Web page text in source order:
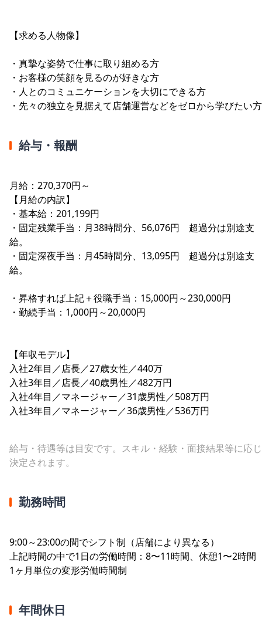
【求める人物像】
・真摯な姿勢で仕事に取り組める方
・お客様の笑顔を見るのが好きな方
・人とのコミュニケーションを大切にできる方
・先々の独立を見据えて店舗運営などをゼロから学びたい方
給与・報酬
月給：270,370円～
【月給の内訳】
・基本給：201,199円
・固定残業手当：月38時間分、56,076円 超過分は別途支
給。
・固定深夜手当：月45時間分、13,095円 超過分は別途支
給。
・昇格すれば上記＋役職手当：15,000円～230,000円
・勤続手当：1,000円～20,000円
【年収モデル】
入社2年目／店長／27歳女性／440万
入社3年目／店長／40歳男性／482万円
入社4年目／マネージャー／31歳男性／508万円
入社3年目／マネージャー／36歳男性／536万円
給与・待遇等は目安です。スキル・経験・面接結果等に応
決定されます。
勤務時間
9:00～23:00の間でシフト制（店舗により異なる）
上記時間の中で1日の労働時間：8〜11時間、休憩1〜2時間
1ヶ月単位の変形労働時間制
年間休日